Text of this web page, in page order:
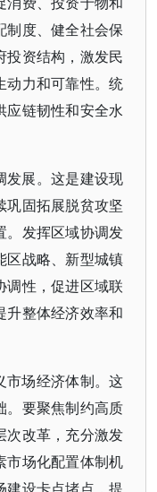
制度、健全社会保
投资结构，激发民
动力和可靠性。统
应链韧性和安全水
发展。这是建设现
巩固拓展脱贫攻坚
。发挥区域协调发
区战略、新型城镇
调性，促进区域联
升整体经济效率和
市场经济体制。这
。要聚焦制约高质
次改革，充分激发
市场化配置体制机